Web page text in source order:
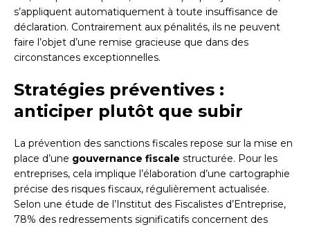
s’appliquent automatiquement à toute insuffisance de
déclaration. Contrairement aux pénalités, ils ne peuvent
faire l’objet d’une remise gracieuse que dans des
circonstances exceptionnelles.
Stratégies préventives :
anticiper plutôt que subir
La prévention des sanctions fiscales repose sur la mise en
place d’une gouvernance fiscale structurée. Pour les
entreprises, cela implique l’élaboration d’une cartographie
précise des risques fiscaux, régulièrement actualisée.
Selon une étude de l’Institut des Fiscalistes d’Entreprise,
78% des redressements significatifs concernent des